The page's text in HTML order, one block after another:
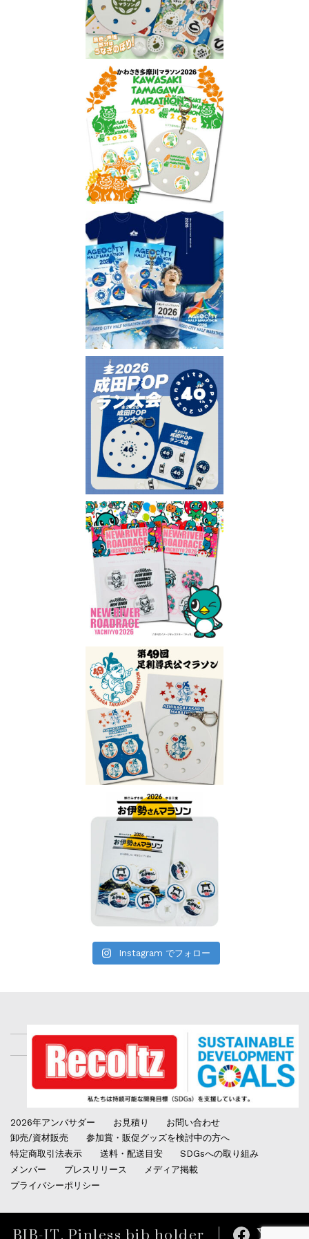
Instagram でフォロー
2026年アンバサダー お見積り
お問い合わせ
卸売/資材販売
参加賞・販促グッズを検討中の方へ
特定商取引法表示
送料・配送目安
SDGsへの取り組み
メンバー
プレスリリース
メディア掲載
プライバシーポリシー